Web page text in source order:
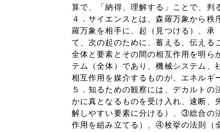
算で、「納得、理解する」ことで、判
４．サイエンスとは、森羅万象から
羅万象を相手に、起（見つける）、承
て、次の起のために、蓄える、伝える
全体と要素とその間の相互作用を明ら
テム（全体）であり、機械システム
相互作用を媒介するものが、エネルギ
５．知るための観察には、デカルト
かに真となるものを受け入れ、速断
解しやすい要素に分ける）、③総合の
作用を組み立てる）、④枚挙の法則（